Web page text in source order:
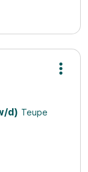
d) Teupe